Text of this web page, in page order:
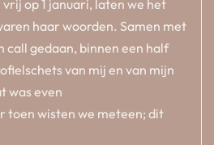
op 1 januari, laten we het
haar woorden. Samen met
call gedaan, binnen een half
van mij en van mijn
was even
wisten we meteen; dit